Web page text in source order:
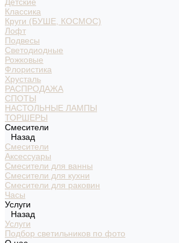
Классика
Круги (БУШЕ, КОСМОС)
Лофт
Подвесы
Светодиодные
Рожковые
Флористика
Хрусталь
РАСПРОДАЖА
СПОТЫ
НАСТОЛЬНЫЕ ЛАМПЫ
ТОРШЕРЫ
Смесители
Назад
Смесители
Аксессуары
Смесители для ванны
Смесители для кухни
Смесители для раковин
Часы
Услуги
Назад
Услуги
Подбор светильников по фото